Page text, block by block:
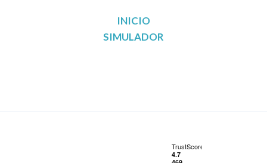
INICIO
SIMULADOR